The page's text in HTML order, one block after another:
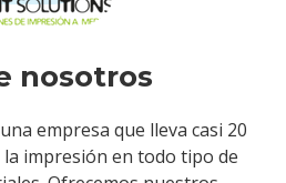
nosotros
empresa que lleva casi 20
la impresión en todo tipo de